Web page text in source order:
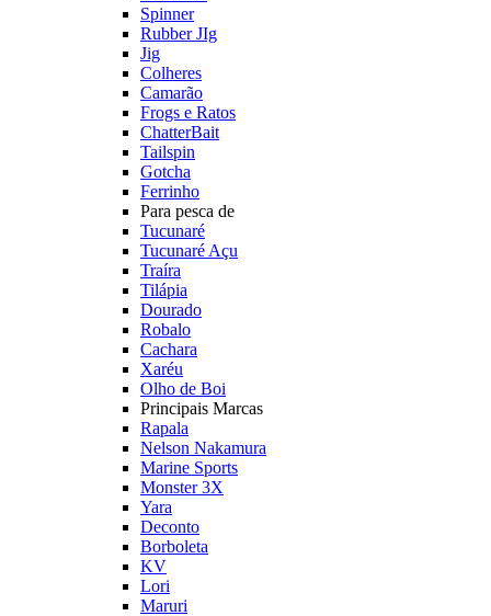
Spinner
Rubber JIg
Jig
Colheres
Camarão
Frogs e Ratos
ChatterBait
Tailspin
Gotcha
Ferrinho
Para pesca de
Tucunaré
Tucunaré Açu
Traíra
Tilápia
Dourado
Robalo
Cachara
Xaréu
Olho de Boi
Principais Marcas
Rapala
Nelson Nakamura
Marine Sports
Monster 3X
Yara
Deconto
Borboleta
KV
Lori
Maruri